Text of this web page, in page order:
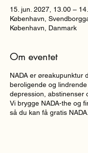
15. jun. 2027, 13.00 –
København,
København, Danmark
Om eventet
NADA er øreakupunktur
beroligende og lindrende
depression, abstinenser
Vi brygge NADA-the og
så du kan få gratis NADA.